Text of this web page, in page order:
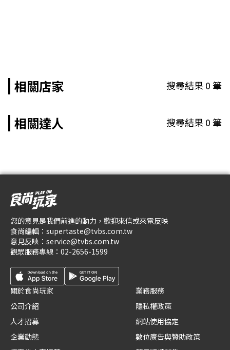
相關店家 搜尋結果0筆
相關達人 搜尋結果0筆
您的意見是我們前進的動力，歡迎來信或來電反映
食尚編輯： supertaste@tvbs.com.tw
意見反映： service@tvbs.com.tw
觀眾服務專線： 02-2656-1599
關於食尚玩家
公司介紹
人才招募
企業動態
業務服務
隱私權政策
網站使用協定
數位廣告與贊助政策